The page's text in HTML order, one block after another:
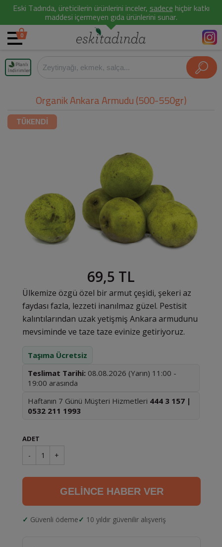
Eski Tadında, üreticilerin ürünlerini inceler,sadecehiçbir katkı
maddesi içermeyen gıda ürünlerini sunar.
0
Planlı
İndirimler
Organik Ankara Armudu (500-550gr)
TÜKENDİ
69,5 TL
Ülkemize özgü özel bir armut çeşidi, şekeri az
faydası fazla, lezzeti inanılmaz güzel. Pestisit
kalıntılarından uzak yetişmiş Ankara armudunu
mevsiminde ve taze taze evinize getiriyoruz.
Taşıma Ücretsiz
Teslimat Tarihi: 08.08.2026 (Yarın) 11:00 -
19:00 arasında
Haftanın 7 Günü Müşteri Hizmetleri 444 3 157 |
0532 211 1993
ADET
- 1 +
GELİNCE HABER VER
Güvenli ödeme 10 yıldır güvenilir alışveriş